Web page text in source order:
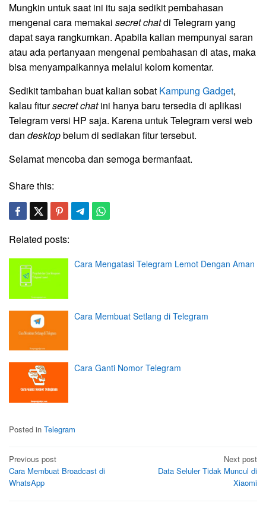
Mungkin untuk saat ini itu saja sedikit pembahasan
mengenai cara memakai secret chatdi Telegram yang
dapat saya rangkumkan. Apabila kalian mempunyai saran
atau ada pertanyaan mengenai pembahasan di atas, maka
bisa menyampaikannya melalui kolom komentar.
Sedikit tambahan buat kalian sobat Kampung Gadget,
kalau fitursecret chatini hanya baru tersedia di aplikasi
Telegram versi HP saja. Karena untuk Telegram versi web
dan desktopbelum di sediakan fitur tersebut.
Selamat mencoba dan semoga bermanfaat.
Share this:
Related posts:
Cara Mengatasi Telegram Lemot Dengan Aman
Cara Membuat Setlang di Telegram
Cara Ganti Nomor Telegram
Posted in Telegram
Post
navigation
Previous post
Cara Membuat Broadcast di
WhatsApp
Next post
Data Seluler Tidak Muncul di
Xiaomi